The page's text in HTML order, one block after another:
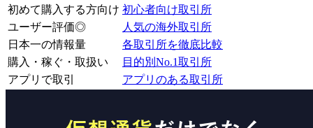
初めて購入する方向け 初心者向け取引所
ユーザー評価◎
人気の海外取引所
日本一の情報量
各取引所を徹底比較
購入・稼ぐ・取扱い
目的別No.1取引所
アプリで取引
アプリのある取引所